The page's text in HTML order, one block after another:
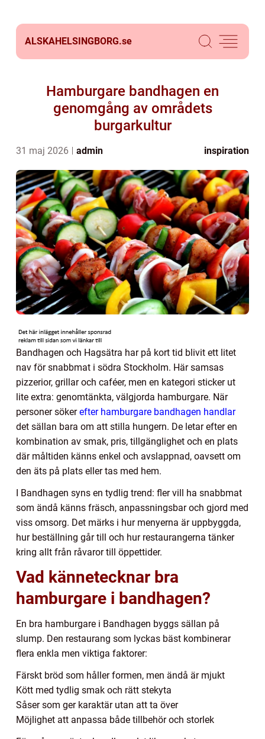
ALSKAHELSINGBORG.se
Hamburgare bandhagen en
genomgång av områdets
burgarkultur
31 maj 2026 admin inspiration
Bandhagen och Hagsätra har på kort tid blivit ett litet
nav för snabbmat i södra Stockholm. Här samsas
pizzerior, grillar och caféer, men en kategori sticker ut
lite extra: genomtänkta, välgjorda hamburgare. När
personer sökerefter hamburgare bandhagen handlar
det sällan bara om att stilla hungern. De letar efter en
kombination av smak, pris, tillgänglighet och en plats
där måltiden känns enkel och avslappnad, oavsett om
den äts på plats eller tas med hem.
I Bandhagen syns en tydlig trend: fler vill ha snabbmat
som ändå känns fräsch, anpassningsbar och gjord med
viss omsorg. Det märks i hur menyerna är uppbyggda,
hur beställning går till och hur restaurangerna tänker
kring allt från råvaror till öppettider.
Vad kännetecknar bra
hamburgare i bandhagen?
En bra hamburgare i Bandhagen byggs sällan på
slump. Den restaurang som lyckas bäst kombinerar
flera enkla men viktiga faktorer:
Färskt bröd som håller formen, men ändå är mjukt
Kött med tydlig smak och rätt stekyta
Såser som ger karaktär utan att ta över
Möjlighet att anpassa både tillbehör och storlek